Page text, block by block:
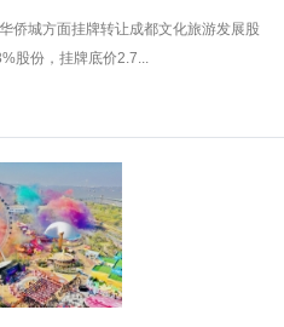
侨城方面挂牌转让成都文化旅游发展股
股份，挂牌底价2.7...